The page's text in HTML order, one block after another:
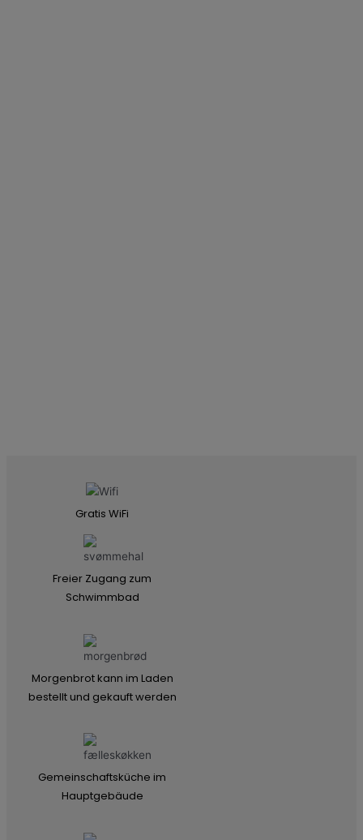
Gratis WiFi
Freier Zugang zum
Schwimmbad
Morgenbrot kann im Laden
bestellt und gekauft werden
Gemeinschaftsküche im
Hauptgebäude